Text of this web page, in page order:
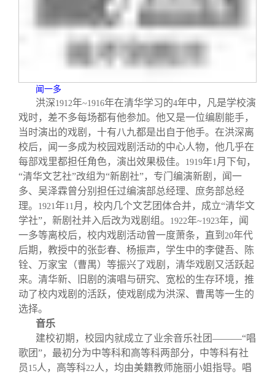
闻一多
洪深1912年~1916年在清华学习的4年中，凡是学校演
戏时，差不多每场都有他参加。他又是一位编剧能手，
当时演出的戏剧，十有八九都是出自于他手。在洪深离
校后，闻一多成为校园戏剧活动的中心人物，他几乎在
每部戏里都担任角色，演出效果极佳。
1919年1 月下旬，
“清华文艺社”改组为“新剧社”，专门编演新剧，闻一
多、吴泽霖曾分别担任过编演部总经理、庶务部总经
理。
1921年11 月，校内几个文艺团体合并，成立“清华文
学社”，新剧社并入后改为戏剧组。
1922年~1923年，闻
一多等离校后，校内戏剧活动曾一度萧条，直到 20年代
后期，教授中的张彭春、杨振声，学生中的李健吾、陈
铨、万家宝（曹禺）等振兴了戏剧，清华戏剧又活跃起
来。清华新、旧剧的演唱与研究、宽松的生存环境，推
动了校内戏剧的活跃，使戏剧成为洪深、曹禺等一生的
选择。
音乐
建校初期，校园内就成立了业余音乐社团———“唱
歌团”，最初分为中等科和高等科两部分，中等科有社
员 15人，高等科22人，均由美籍教师施丽小姐指导。唱